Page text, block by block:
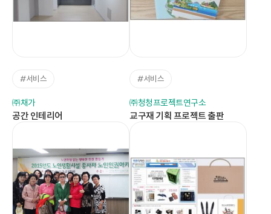
#서비스
㈜채가
공간 인테리어
#서비스
㈜청청프로젝트연구소
교구재 기획 프로젝트 출판